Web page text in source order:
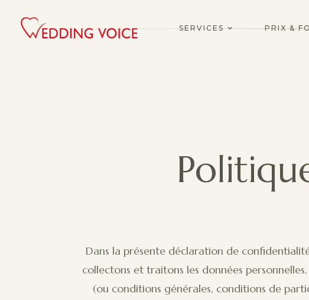
SERVICES PRIX &
Dans la présente déclaration de
collectons et traitons les données
(ou conditions générales, conditions de